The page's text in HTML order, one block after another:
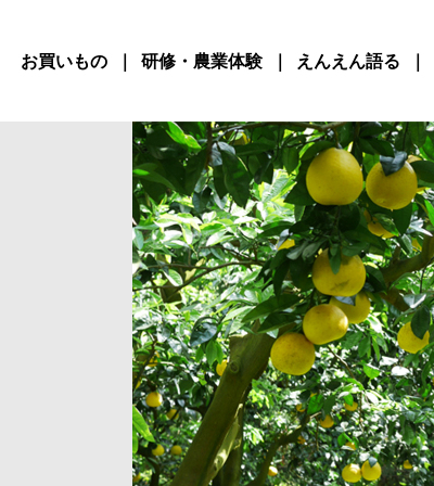
お買いもの 研修・農業体験 えんえん語る